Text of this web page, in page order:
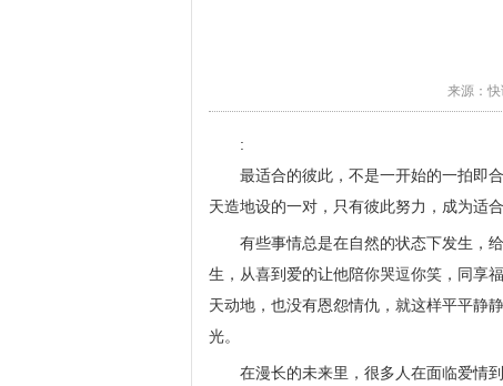
来源：快
:
最适合的彼此，不是一开始的一拍即
天造地设的一对，只有彼此努力，成为适合
有些事情总是在自然的状态下发生，
生，从喜到爱的让他陪你哭逗你笑，同享
天动地，也没有恩怨情仇，就这样平平静
光。
在漫长的未来里，很多人在面临爱情